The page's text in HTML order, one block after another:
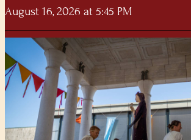
August 16, 2026 at 5:45 PM